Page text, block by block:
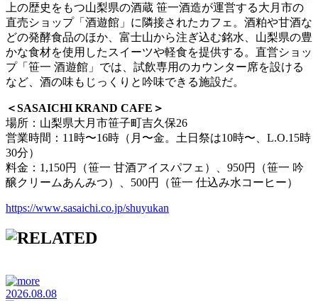
上の歴史をもつ山梨県の酒蔵 笹一酒造が運営する大月市の
直売ショップ「酒遊館」に隣接されたカフェ。酒粕や甘酒な
どの発酵食品のほか、富士山から注ぎ込む銘水、山梨県の豊
かな食材を使用したスイーツや軽食を提供する。直営ショッ
プ「笹一 酒遊館」では、試飲専用のカウンター席を設ける
など、酒の味もじっくりと吟味できる施設だ。
＜SASAICHI KRAND CAFE＞
場所：山梨県大月市笹子町吉久保26
営業時間：11時〜16時（月〜金。土日祭は10時〜、L.O.15時
30分）
料金：1,150円（笹一 甘酒アイスパフェ）、950円（笹一 吟
醸クリームあんみつ）、500円（笹一 仕込み水コーヒー）
https://www.sasaichi.co.jp/shuyukan
2026.08.08